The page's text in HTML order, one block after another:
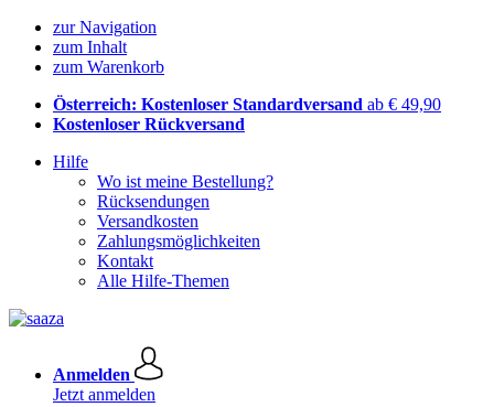
zur Navigation
zum Inhalt
zum Warenkorb
Österreich: Kostenloser Standardversand ab € 49,90
Kostenloser Rückversand
Hilfe
Wo ist meine Bestellung?
Rücksendungen
Versandkosten
Zahlungsmöglichkeiten
Kontakt
Alle Hilfe-Themen
Anmelden
Jetzt anmelden